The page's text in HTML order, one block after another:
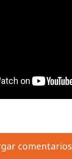
comentarios